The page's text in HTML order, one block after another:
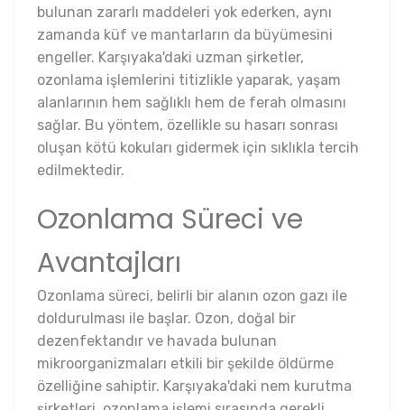
bulunan zararlı maddeleri yok ederken, aynı
zamanda küf ve mantarların da büyümesini
engeller. Karşıyaka'daki uzman şirketler,
ozonlama işlemlerini titizlikle yaparak, yaşam
alanlarının hem sağlıklı hem de ferah olmasını
sağlar. Bu yöntem, özellikle su hasarı sonrası
oluşan kötü kokuları gidermek için sıklıkla tercih
edilmektedir.
Ozonlama Süreci ve
Avantajları
Ozonlama süreci, belirli bir alanın ozon gazı ile
doldurulması ile başlar. Ozon, doğal bir
dezenfektandır ve havada bulunan
mikroorganizmaları etkili bir şekilde öldürme
özelliğine sahiptir. Karşıyaka'daki nem kurutma